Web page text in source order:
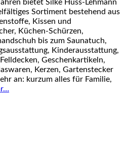
bietet Silke Huss-Lehmann
Sortiment bestehend aus
Kissen und
Küchen-Schürzen,
bis zum Saunatuch,
Kinderausstattung,
Geschenkartikeln,
Kerzen, Gartenstecker
an: kurzum alles für Familie,